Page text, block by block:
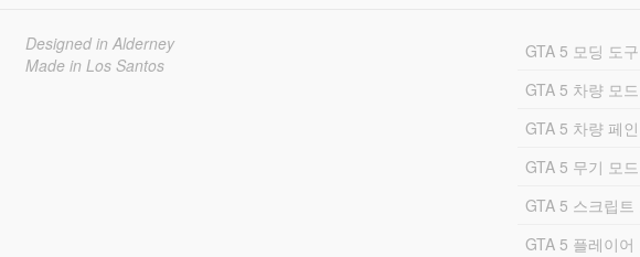
Designed in Alderney
Made in Los Santos
GTA 5 모딩 도구
GTA 5 차량 모드
GTA 5 차량 페
GTA 5 무기 모드
GTA 5 스크립트
GTA 5 플레이어